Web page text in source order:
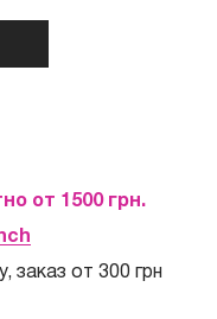
от 1500 грн.
заказ от 300 грн